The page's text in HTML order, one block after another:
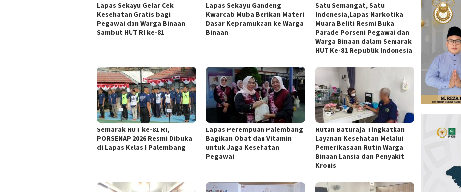
Lapas Sekayu Gelar Cek
Kesehatan Gratis bagi
Pegawai dan Warga Binaan
Sambut HUT RI ke-81
Lapas Sekayu Gandeng
Kwarcab Muba Berikan Materi
Dasar Kepramukaan ke Warga
Binaan
Satu Semangat, Satu
Indonesia,Lapas Narkotika
Muara Beliti Resmi Buka
Parade Porseni Pegawai dan
Warga Binaan dalam Semarak
HUT Ke-81 Republik Indonesia
Semarak HUT ke-81 RI,
PORSENAP 2026 Resmi Dibuka
di Lapas Kelas I Palembang
Lapas Perempuan Palembang
Bagikan Obat dan Vitamin
untuk Jaga Kesehatan
Pegawai
Rutan Baturaja Tingkatkan
Layanan Kesehatan Melalui
Pemerikasaan Rutin Warga
Binaan Lansia dan Penyakit
Kronis